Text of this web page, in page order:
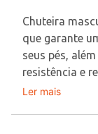
Chuteira
que garante
seus pés,
tecido
Material:
Material
Ler mais